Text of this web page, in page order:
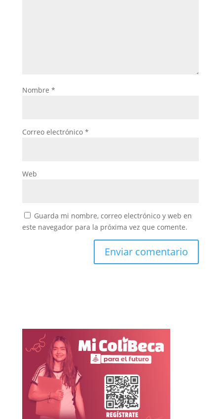
Nombre *
Correo electrónico *
Web
Guarda mi nombre, correo electrónico y web en
este navegador para la próxima vez que comente.